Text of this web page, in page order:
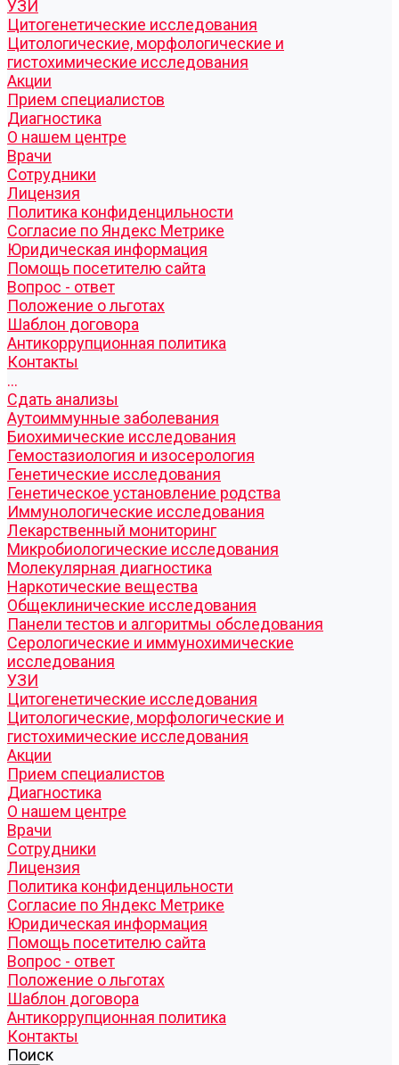
УЗИ
Цитогенетические исследования
Цитологические, морфологические и
гистохимические исследования
Акции
Прием специалистов
Диагностика
О нашем центре
Врачи
Сотрудники
Лицензия
Политика конфиденцильности
Согласие по Яндекс Метрике
Юридическая информация
Помощь посетителю сайта
Вопрос - ответ
Положение о льготах
Шаблон договора
Антикоррупционная политика
Контакты
...
Cдать анализы
Аутоиммунные заболевания
Биохимические исследования
Гемостазиология и изосерология
Генетические исследования
Генетическое установление родства
Иммунологические исследования
Лекарственный мониторинг
Микробиологические исследования
Молекулярная диагностика
Наркотические вещества
Общеклинические исследования
Панели тестов и алгоритмы обследования
Серологические и иммунохимические
исследования
УЗИ
Цитогенетические исследования
Цитологические, морфологические и
гистохимические исследования
Акции
Прием специалистов
Диагностика
О нашем центре
Врачи
Сотрудники
Лицензия
Политика конфиденцильности
Согласие по Яндекс Метрике
Юридическая информация
Помощь посетителю сайта
Вопрос - ответ
Положение о льготах
Шаблон договора
Антикоррупционная политика
Контакты
Поиск